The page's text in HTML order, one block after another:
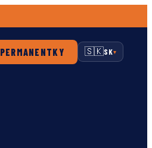
🇸🇰SK▾
PERMANENTKY